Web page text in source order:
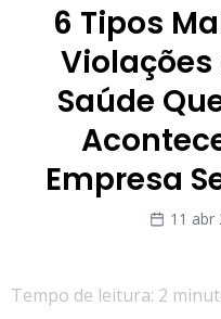
6 Tipos
Violações
Saúde
Empresa
11 abr
Tempo de leitura: 2